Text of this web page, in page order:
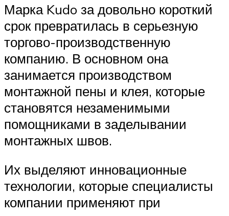
Марка Kudo за довольно короткий
срок превратилась в серьезную
торгово-производственную
компанию. В основном она
занимается производством
монтажной пены и клея, которые
становятся незаменимыми
помощниками в заделывании
монтажных швов.
Их выделяют инновационные
технологии, которые специалисты
компании применяют при